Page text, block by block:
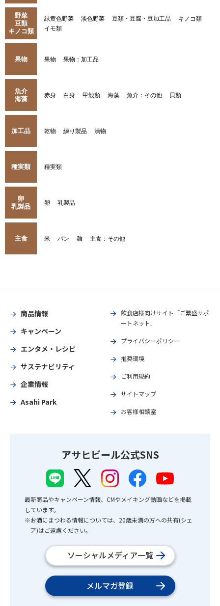
野菜
豆類
キノコ類
緑黄色野菜 淡色野菜 豆類・豆腐・豆加工品
キノコ類
イモ類
果物 果物 果物：加工品
魚介
海藻
赤身 白身 甲殻類 海藻 魚介：その他 貝類
加工品 乾物 練り製品 漬物
種実類 種実類
卵
乳製品
卵 乳製品
主食 米 パン 麺 主食：その他
商品情報
キャンペーン
エンタメ・レシピ
サステナビリティ
企業情報
Asahi Park
飲食店様向けサイト「ご繁盛サポ
ートネット」
プライバシーポリシー
推奨環境
ご利用規約
サイトマップ
お客様相談室
アサヒビール公式SNS
最新商品やキャンペーン情報、CMやメイキング動画などを掲載
しています。
※お酒にまつわる情報については、20歳未満の方への共有(シェ
ア)はご遠慮ください。
ソーシャルメディア一覧
メルマガ登録